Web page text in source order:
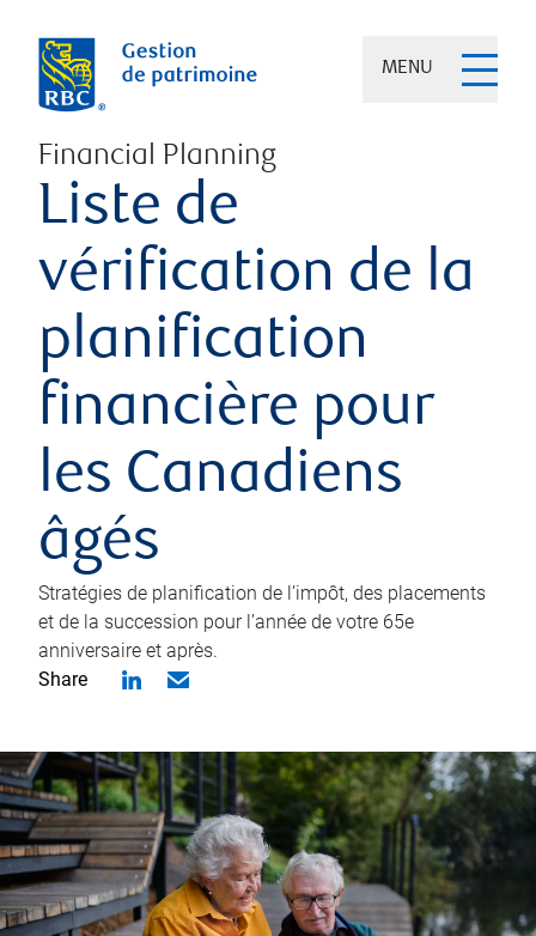
MENU
Financial Planning
Liste de
vérification de la
planification
financière pour
les Canadiens
âgés
Stratégies de planification de l’impôt, des placements
et de la succession pour l’année de votre 65e
anniversaire et après.
Share